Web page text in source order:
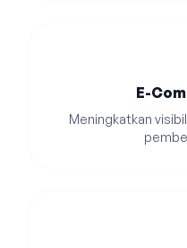
E-
Meningkatkan